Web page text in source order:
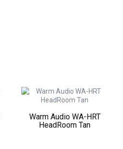
Warm Audio WA-HRT
HeadRoom Tan